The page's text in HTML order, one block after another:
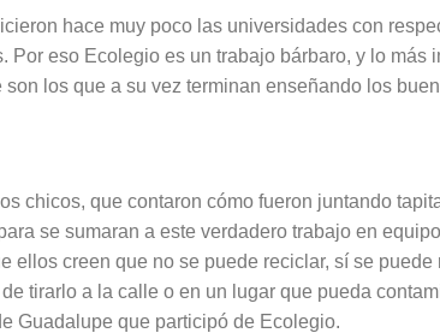
hace muy poco las universidades con
Por eso Ecolegio es un trabajo bárbaro, y lo
los que a su vez terminan enseñando los
chicos, que contaron cómo fueron juntando
se sumaran a este verdadero trabajo en
ellos creen que no se puede reciclar, sí se
tirarlo a la calle o en un lugar que pueda
Guadalupe que participó de Ecolegio.